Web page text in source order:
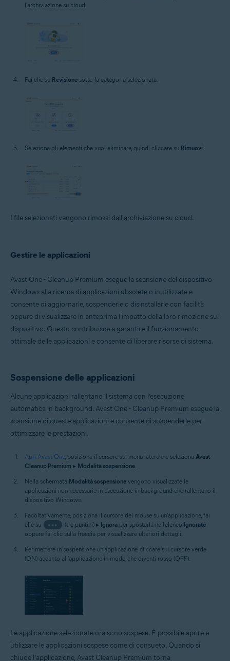
l'archiviazione su cloud.
Fai clic su Revisione sotto la categoria selezionata.
Seleziona gli elementi che vuoi eliminare, quindi cliccare su Rimuovi.
I file selezionati vengono rimossi dall'archiviazione su cloud.
Gestire le applicazioni
Avast One - Cleanup Premium esegue la scansione del dispositivo
Windows alla ricerca di applicazioni obsolete o inutilizzate e
consente di aggiornarle, sospenderle o disinstallarle con facilità
oppure di visualizzare in anteprima l'impatto della loro rimozione sul
dispositivo. Questo contribuisce a garantire il funzionamento
ottimale delle applicazioni e consente di liberare risorse di sistema.
Sospensione delle applicazioni
Alcune applicazioni rallentano il sistema con l’esecuzione
automatica in background. Avast One - Cleanup Premium esegue la
scansione di queste applicazioni e consente di sospenderle per
ottimizzare le prestazioni.
Apri Avast One, posiziona il cursore sul menu laterale e seleziona Avast
Cleanup Premium ▸ Modalità sospensione.
Nella schermata Modalità sospensione vengono visualizzate le
applicazioni non necessarie in esecuzione in background che rallentano il
dispositivo Windows.
Facoltativamente, posiziona il cursore del mouse su un'applicazione, fai
clic su
••• (tre puntini) ▸ Ignoraper spostarla nell'elenco Ignorate
oppure fai clic sulla freccia per visualizzare ulteriori dettagli.
Per mettere in sospensione un'applicazione, cliccare sul cursore verde
(ON) accanto all'applicazione in modo che diventi rosso (OFF).
Le applicazione selezionate ora sono sospese. È possibile aprire e
utilizzare le applicazioni sospese come di consueto. Quando si
chiude l’applicazione, Avast Cleanup Premium torna